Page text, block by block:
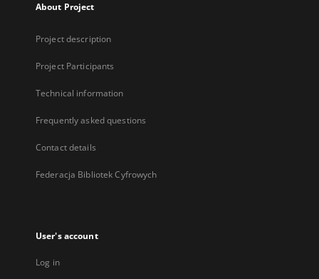
About Project
Project description
Project Participants
Technical information
Frequently asked questions
Contact details
Federacja Bibliotek Cyfrowych
User's account
Log in